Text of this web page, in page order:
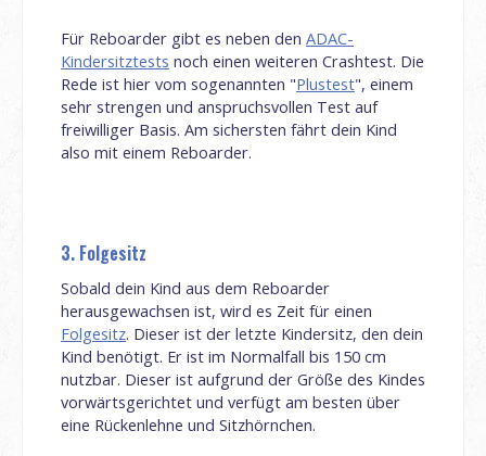
Für Reboarder gibt es neben den ADAC-
Kindersitztests noch einen weiteren Crashtest. Die
Rede ist hier vom sogenannten "Plustest", einem
sehr strengen und anspruchsvollen Test auf
freiwilliger Basis. Am sichersten fährt dein Kind
also mit einem Reboarder.
3. Folgesitz
Sobald dein Kind aus dem Reboarder
herausgewachsen ist, wird es Zeit für einen
Folgesitz. Dieser ist der letzte Kindersitz, den dein
Kind benötigt. Er ist im Normalfall bis 150 cm
nutzbar. Dieser ist aufgrund der Größe des Kindes
vorwärtsgerichtet und verfügt am besten über
eine Rückenlehne und Sitzhörnchen.